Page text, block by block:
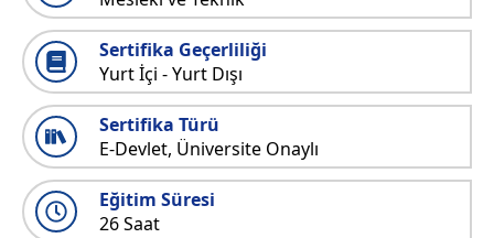
Sertifika Geçerliliği
Yurt İçi - Yurt Dışı
Sertifika Türü
E-Devlet, Üniversite Onaylı
Eğitim Süresi
26 Saat